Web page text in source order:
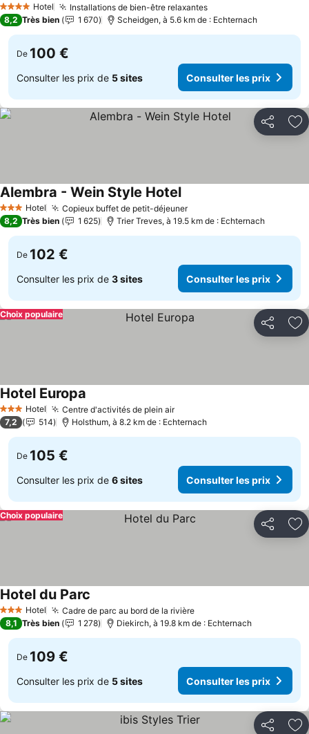
4 Étoiles Hotel Installations de bien-être relaxantes
8,2 Très bien 1 670 Scheidgen, à 5.6 km de : Echternach
De 100 €
Consulter les prix de 5 sites Consulter les prix
Partager
3 ÉtoilesHotel Copieux buffet de petit-déjeuner
Alembra - Wein Style Hotel
8,2 Très bien 1 625 Trier Treves, à 19.5 km de : Echternach
De 102 €
Consulter les prix de 3 sites Consulter les prix
Partager
Choix populaire
3 ÉtoilesHotel Centre d'activités de plein air
Hotel Europa
7,2 514 Holsthum, à 8.2 km de : Echternach
De 105 €
Consulter les prix de 6 sites Consulter les prix
Partager
Choix populaire
3 ÉtoilesHotel Cadre de parc au bord de la rivière
Hotel du Parc
8,1 Très bien 1 278 Diekirch, à 19.8 km de : Echternach
De 109 €
Consulter les prix de 5 sites Consulter les prix
Partager